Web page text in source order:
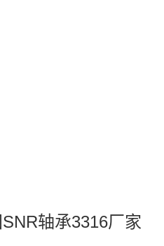
轴承3316厂家